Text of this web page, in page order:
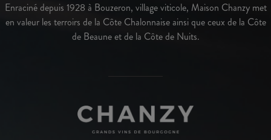
Enraciné depuis 1928 à Bouzeron, village viticole, Maison Chanzy met
en valeur les terroirs de la Côte Chalonnaise ainsi que ceux de la Côte
de Beaune et de la Côte de Nuits.